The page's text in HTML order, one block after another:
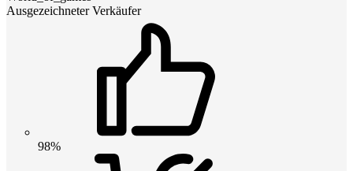
Ausgezeichneter Verkäufer
98%